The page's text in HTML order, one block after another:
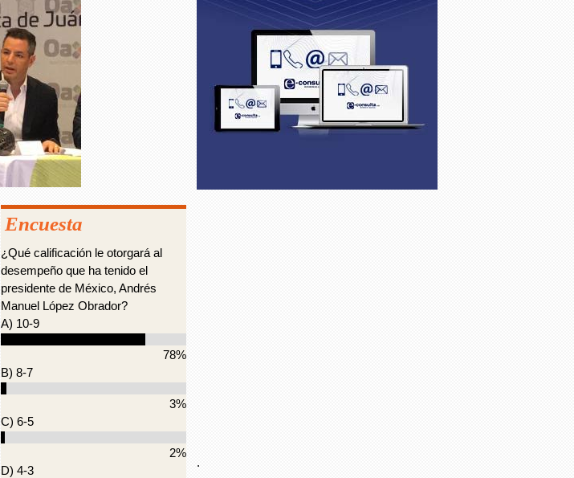
Encuesta
¿Qué calificación le otorgará al
desempeño que ha tenido el
presidente de México, Andrés
Manuel López Obrador?
A) 10-9
78%
B) 8-7
3%
C) 6-5
2%
D) 4-3
.